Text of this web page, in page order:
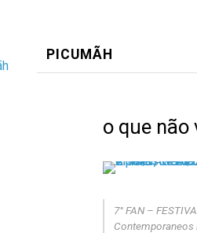
PICUMÃH
o que não
7° FAN –
Contemporaneos